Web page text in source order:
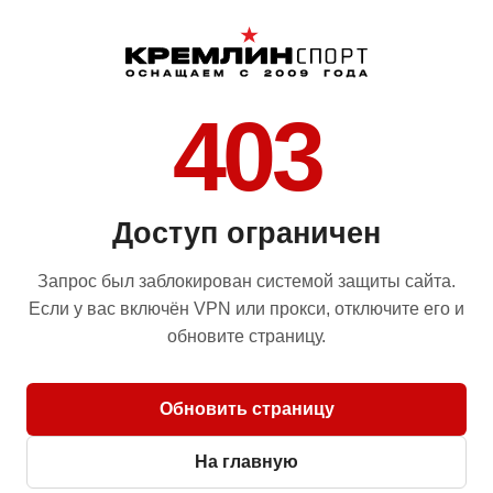
403
Доступ ограничен
Запрос был заблокирован системой защиты сайта.
Если у вас включён VPN или прокси, отключите его и
обновите страницу.
Обновить страницу
На главную